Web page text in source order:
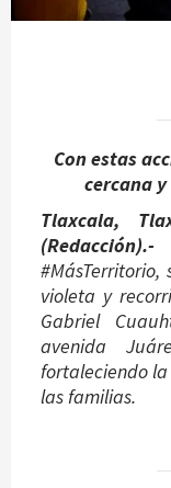
Con estas
cercana
Tlaxcala,
#MásTerritorio,
violeta y
Gabriel
avenida
fortaleciendo
las familias.